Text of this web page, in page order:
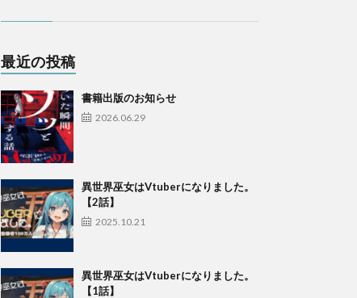
最近の投稿
書籍出版のお知らせ
2026.06.29
異世界巫女はVtuberになりました。
【2話】
2025.10.21
異世界巫女はVtuberになりました。
【1話】